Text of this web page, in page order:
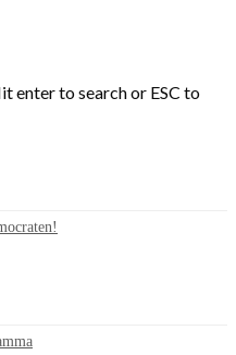
enter to search or ESC to